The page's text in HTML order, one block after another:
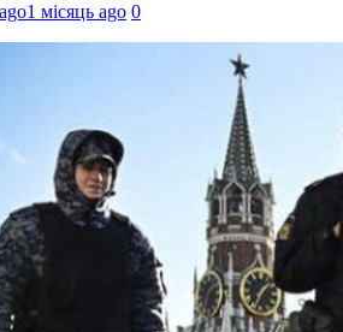
1 місяць ago 0